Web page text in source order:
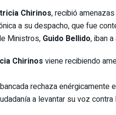
Chirinos, recibió
a su despacho, que fue
Ministros, Guido Bellido, iban
Chirinos viene recibiendo
rechaza
a levantar su voz